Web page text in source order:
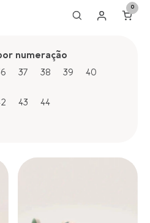
0
numeração
37 38 39 40
43 44